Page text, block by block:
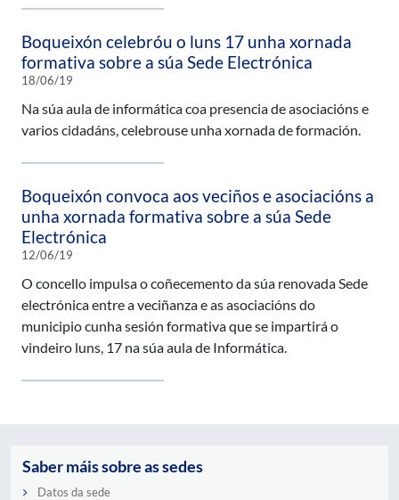
Boqueixón celebróu o luns 17 unha xornada
formativa sobre a súa Sede Electrónica
18/06/19
Na súa aula de informática coa presencia de asociacións e
varios cidadáns, celebrouse unha xornada de formación.
Boqueixón convoca aos veciños e asociacións a
unha xornada formativa sobre a súa Sede
Electrónica
12/06/19
O concello impulsa o coñecemento da súa renovada Sede
electrónica entre a veciñanza e as asociacións do
municipio cunha sesión formativa que se impartirá o
vindeiro luns, 17 na súa aula de Informática.
Saber máis sobre as sedes
Datos da sede